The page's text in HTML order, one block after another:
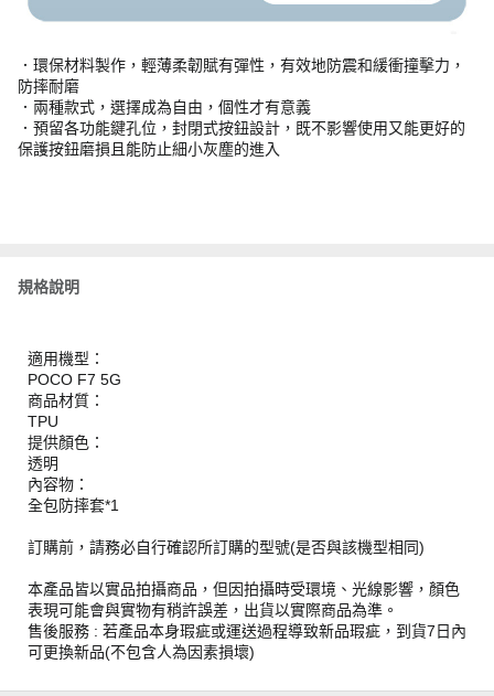
．環保材料製作，輕薄柔韌賦有彈性，有效地防震和緩衝撞擊力，
防摔耐磨
．兩種款式，選擇成為自由，個性才有意義
．預留各功能鍵孔位，封閉式按鈕設計，既不影響使用又能更好的
保護按鈕磨損且能防止細小灰塵的進入
規格說明
適用機型：
POCO F7 5G
商品材質：
TPU
提供顏色：
透明
內容物：
全包防摔套*1
訂購前，請務必自行確認所訂購的型號(是否與該機型相同)
本產品皆以實品拍攝商品，但因拍攝時受環境、光線影響，顏色
表現可能會與實物有稍許誤差，出貨以實際商品為準。
售後服務 : 若產品本身瑕疵或運送過程導致新品瑕疵，到貨7日內
可更換新品(不包含人為因素損壞)